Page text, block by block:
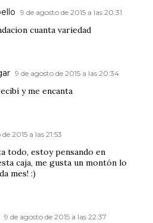
9 de agosto de 2015 a las 20:31
cuanta variedad
9 de agosto de 2015 a las 20:34
y me encanta
2015 a las 21:53
todo, estoy pensando en
caja, me gusta un montón lo
mes! :)
9 de agosto de 2015 a las 22:37